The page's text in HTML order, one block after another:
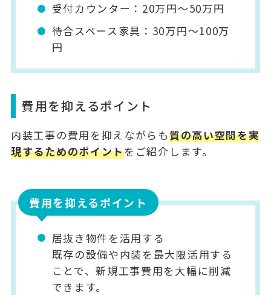
受付カウンター：20万円～50万円
待合スペース家具：30万円～100万
円
費用を抑えるポイント
内装工事の費用を抑えながらも質の高い空間を実
現するためのポイントをご紹介します。
費用を抑えるポイント
居抜き物件を活用する
既存の設備や内装を最大限活用する
ことで、新規工事費用を大幅に削減
できます。